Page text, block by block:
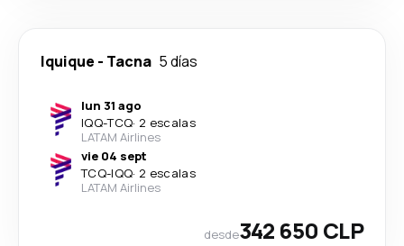
Iquique - Tacna 5 días
lun 31 ago
IQQ-TCQ· 2 escalas
LATAM Airlines
vie 04 sept
TCQ-IQQ· 2 escalas
LATAM Airlines
desde342 650 CLP